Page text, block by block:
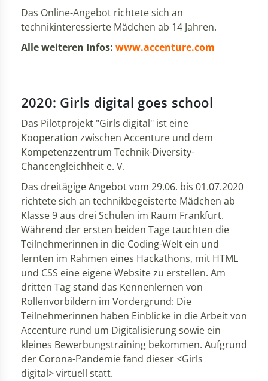
Das Online-Angebot richtete sich an
technikinteressierte Mädchen ab 14 Jahren.
Alle weiteren Infos: www.accenture.com
2020: Girls digital goes school
Das Pilotprojekt "Girls digital" ist eine
Kooperation zwischen Accenture und dem
Kompetenzzentrum Technik-Diversity-
Chancengleichheit e. V.
Das dreitägige Angebot vom 29.06. bis 01.07.2020
richtete sich an technikbegeisterte Mädchen ab
Klasse 9 aus drei Schulen im Raum Frankfurt.
Während der ersten beiden Tage tauchten die
Teilnehmerinnen in die Coding-Welt ein und
lernten im Rahmen eines Hackathons, mit HTML
und CSS eine eigene Website zu erstellen. Am
dritten Tag stand das Kennenlernen von
Rollenvorbildern im Vordergrund: Die
Teilnehmerinnen haben Einblicke in die Arbeit von
Accenture rund um Digitalisierung sowie ein
kleines Bewerbungstraining bekommen. Aufgrund
der Corona-Pandemie fand dieser <Girls
digital> virtuell statt.